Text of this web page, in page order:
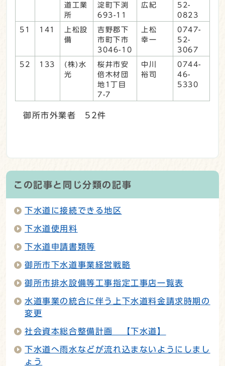
道工業
所
淀町下渕
693-11
広紀
52-
0823
51 141
上松設
備
吉野郡下
市町下市
3046-10
上松
幸一
0747-
52-
3067
52 133
(株)水
光
桜井市安
倍木材団
地1丁目
7-7
中川
裕司
0744-
46-
5330
御所市外業者 52件
この記事と同じ分類の記事
下水道に接続できる地区
下水道使用料
下水道申請書類等
御所市下水道事業経営戦略
御所市排水設備等工事指定工事店一覧表
水道事業の統合に伴う上下水道料金請求時期の
変更
社会資本総合整備計画 【下水道】
下水道へ雨水などが流れ込まないようにしまし
ょう